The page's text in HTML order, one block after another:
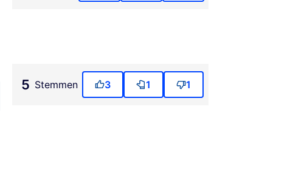
5 Stemmen 3 1 1